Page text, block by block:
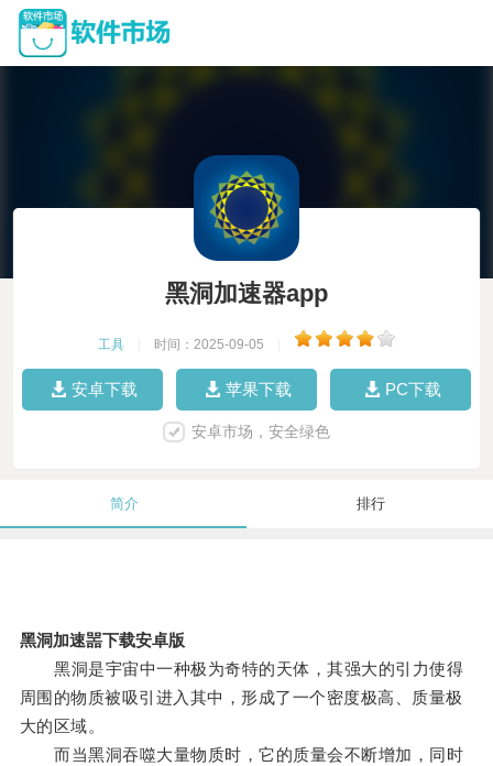
黑洞加速器app
工具 时间：2025-09-05
安卓下载 苹果下载 PC下载
安卓市场，安全绿色
简介 排行
黑洞加速噐下载安卓版
黑洞是宇宙中一种极为奇特的天体，其强大的引力使得
周围的物质被吸引进入其中，形成了一个密度极高、质量极
大的区域。
而当黑洞吞噬大量物质时，它的质量会不断增加，同时